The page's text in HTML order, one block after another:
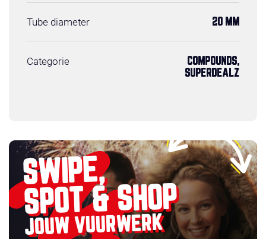
Tube diameter 20 MM
Categorie
COMPOUNDS,
SUPERDEALZ
SWIPE,
SPOT & SHOP
JOUW VUURWERK